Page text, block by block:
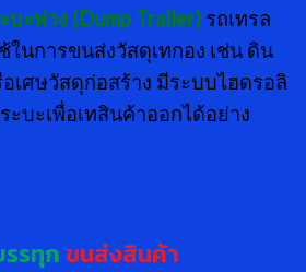
บะพ่วง (Dump Trailer) รถเทรล
ในการขนส่งวัสดุเทกอง เช่น ดิน
เศษวัสดุก่อสร้าง มีระบบไฮดรอลิ
ะบะเพื่อเทสินค้าออกได้อย่าง
รทุกขนส่งสินค้า